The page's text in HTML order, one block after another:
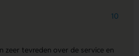
10
zeer tevreden over de service en